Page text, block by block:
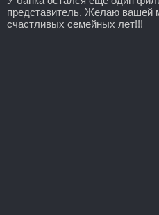
представитель. Желаю вашей
счастливых семейных лет!!!